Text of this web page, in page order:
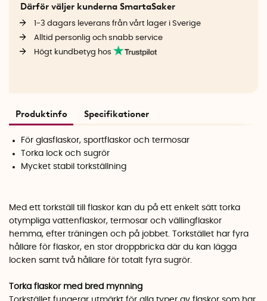
Därför väljer kunderna SmartaSaker
1-3 dagars leverans från vårt lager i Sverige
Alltid personlig och snabb service
Högt kundbetyg hos
Produktinfo Specifikationer
För glasflaskor, sportflaskor och termosar
Torka lock och sugrör
Mycket stabil torkställning
Med ett torkställ till flaskor kan du på ett enkelt sätt torka
otympliga vattenflaskor, termosar och vällingflaskor
hemma, efter träningen och på jobbet. Torkstället har fyra
hållare för flaskor, en stor droppbricka där du kan lägga
locken samt två hållare för totalt fyra sugrör.
Torka flaskor med bred mynning